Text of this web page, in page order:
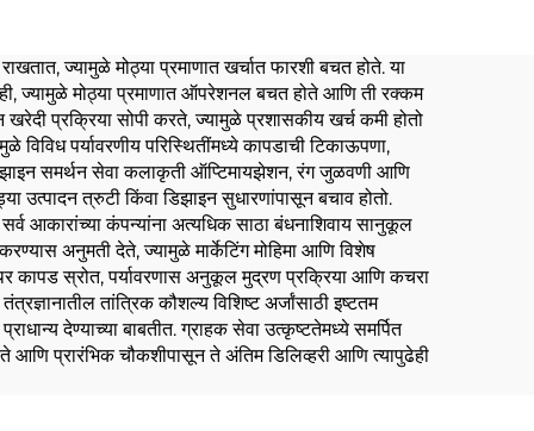
ज्यामुळे मोठ्या प्रमाणात खर्चात फारशी बचत होते. या
ज्यामुळे मोठ्या प्रमाणात ऑपरेशनल बचत होते आणि ती रक्कम
प्रक्रिया सोपी करते, ज्यामुळे प्रशासकीय खर्च कमी होतो
पर्यावरणीय परिस्थितींमध्ये कापडाची टिकाऊपणा,
समर्थन सेवा कलाकृती ऑप्टिमायझेशन, रंग जुळवणी आणि
उत्पादन त्रुटी किंवा डिझाइन सुधारणांपासून बचाव होतो.
आकारांच्या कंपन्यांना अत्यधिक साठा बंधनाशिवाय सानुकूल
अनुमती देते, ज्यामुळे मार्केटिंग मोहिमा आणि विशेष
कापड स्रोत, पर्यावरणास अनुकूल मुद्रण प्रक्रिया आणि कचरा
तांत्रिक कौशल्य विशिष्ट अर्जांसाठी इष्टतम
देण्याच्या बाबतीत. ग्राहक सेवा उत्कृष्टतेमध्ये समर्पित
आणि प्रारंभिक चौकशीपासून ते अंतिम डिलिव्हरी आणि त्यापुढेही